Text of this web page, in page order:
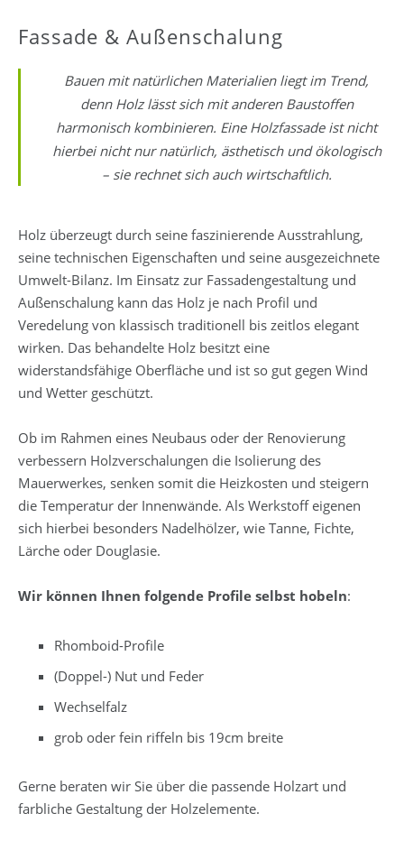
Fassade & Außenschalung
Bauen mit natürlichen Materialien liegt im Trend,
denn Holz lässt sich mit anderen Baustoffen
harmonisch kombinieren. Eine Holzfassade ist nicht
hierbei nicht nur natürlich, ästhetisch und ökologisch
– sie rechnet sich auch wirtschaftlich.
Holz überzeugt durch seine faszinierende Ausstrahlung,
seine technischen Eigenschaften und seine ausgezeichnete
Umwelt-Bilanz. Im Einsatz zur Fassadengestaltung und
Außenschalung kann das Holz je nach Profil und
Veredelung von klassisch traditionell bis zeitlos elegant
wirken. Das behandelte Holz besitzt eine
widerstandsfähige Oberfläche und ist so gut gegen Wind
und Wetter geschützt.
Ob im Rahmen eines Neubaus oder der Renovierung
verbessern Holzverschalungen die Isolierung des
Mauerwerkes, senken somit die Heizkosten und steigern
die Temperatur der Innenwände. Als Werkstoff eigenen
sich hierbei besonders Nadelhölzer, wie Tanne, Fichte,
Lärche oder Douglasie.
Wir können Ihnen folgende Profile selbst hobeln:
Rhomboid-Profile
(Doppel-) Nut und Feder
Wechselfalz
grob oder fein riffeln bis 19cm breite
Gerne beraten wir Sie über die passende Holzart und
farbliche Gestaltung der Holzelemente.